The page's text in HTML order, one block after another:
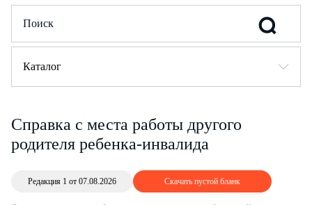
Каталог
Справка с места работы другого
родителя ребенка-инвалида
Редакция 1 от 07.08.2026 Скачать пустой бланк